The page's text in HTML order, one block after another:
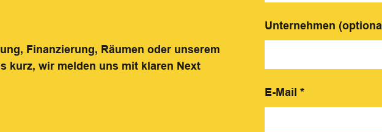
Finanzierung, Räumen oder unserem
kurz, wir melden uns mit klaren Next
Unternehmen
E-Mail *